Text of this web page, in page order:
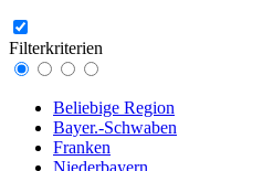
Filterkriterien
Beliebige Region
Bayer.-Schwaben
Franken
Niederbayern